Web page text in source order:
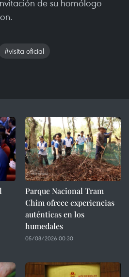
de su homólogo
#visita oficial
Parque Nacional Tram
Chim ofrece experiencias
auténticas en los
humedales
05/08/2026 00:30